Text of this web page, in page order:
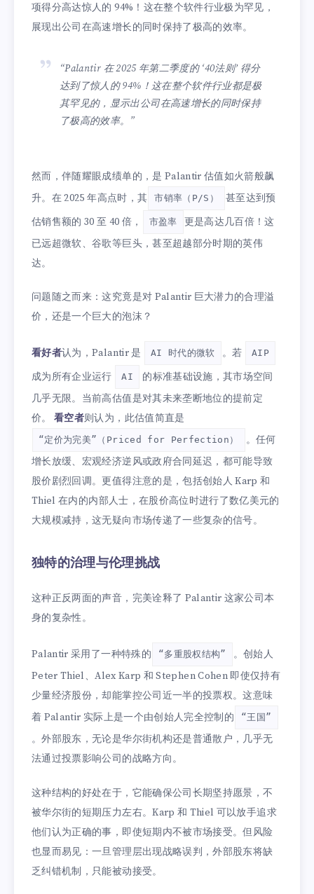
项得分高达惊人的 94%！这在整个软件行业极为罕见，
展现出公司在高速增长的同时保持了极高的效率。
“Palantir 在 2025 年第二季度的 ‘40法则’ 得分
达到了惊人的 94%！这在整个软件行业都是极
其罕见的，显示出公司在高速增长的同时保持
了极高的效率。”
然而，伴随耀眼成绩单的，是 Palantir 估值如火箭般飙
升。在 2025 年高点时，其
市销率（P/S）
甚至达到预
估销售额的 30 至 40 倍，
市盈率
更是高达几百倍！这
已远超微软、谷歌等巨头，甚至超越部分时期的英伟
达。
问题随之而来：这究竟是对 Palantir 巨大潜力的合理溢
价，还是一个巨大的泡沫？
看好者认为，Palantir 是 AI 时代的微软 。若 AIP
成为所有企业运行 AI
的标准基础设施，其市场空间
几乎无限。当前高估值是对其未来垄断地位的提前定
价。看空者则认为，此估值简直是
“定价为完美”（Priced for Perfection）
。任何
增长放缓、宏观经济逆风或政府合同延迟，都可能导致
股价剧烈回调。更值得注意的是，包括创始人 Karp 和
Thiel 在内的内部人士，在股价高位时进行了数亿美元的
大规模减持，这无疑向市场传递了一些复杂的信号。
独特的治理与伦理挑战
这种正反两面的声音，完美诠释了 Palantir 这家公司本
身的复杂性。
Palantir 采用了一种特殊的 “多重股权结构”
。创始人
Peter Thiel、Alex Karp 和 Stephen Cohen 即使仅持有
少量经济股份，却能掌控公司近一半的投票权。这意味
着 Palantir 实际上是一个由创始人完全控制的
“王国”
。外部股东，无论是华尔街机构还是普通散户，几乎无
法通过投票影响公司的战略方向。
这种结构的好处在于，它能确保公司长期坚持愿景，不
被华尔街的短期压力左右。Karp 和 Thiel 可以放手追求
他们认为正确的事，即使短期内不被市场接受。但风险
也显而易见：一旦管理层出现战略误判，外部股东将缺
乏纠错机制，只能被动接受。